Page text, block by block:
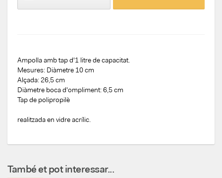
Ampolla amb tap d'1 litre de capacitat.
Mesures: Diàmetre 10 cm
Alçada: 26,5 cm
Diàmetre boca d'ompliment: 6,5 cm
Tap de polipropilè
realitzada en vidre acrílic.
També et pot interessar...